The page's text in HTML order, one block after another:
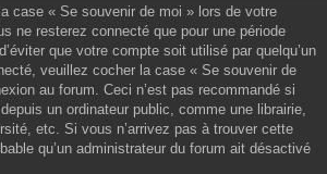
case « Se souvenir de moi » lors de votre
ne resterez connecté que pour une période
que votre compte soit utilisé par quelqu’un
veuillez cocher la case « Se souvenir de
au forum. Ceci n’est pas recommandé si
un ordinateur public, comme une librairie,
etc. Si vous n’arrivez pas à trouver cette
qu’un administrateur du forum ait désactivé